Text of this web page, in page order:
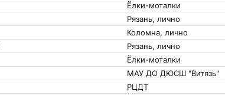
Ёлки-моталки
Рязань, лично
Коломна, лично
Рязань, лично
Ёлки-моталки
МАУ ДО ДЮСШ "Витязь"
РЦДТ